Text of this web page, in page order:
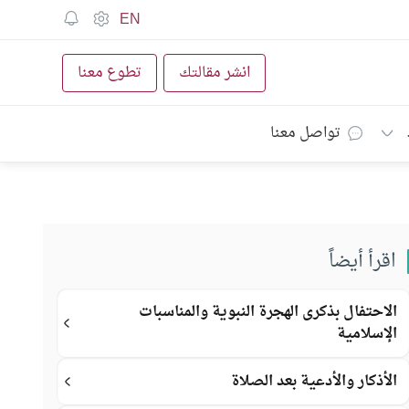
EN
انشر مقالتك تطوع معنا
تواصل معنا
اقرأ أيضاً
الاحتفال بذكرى الهجرة النبوية والمناسبات
الإسلامية
الأذكار والأدعية بعد الصلاة